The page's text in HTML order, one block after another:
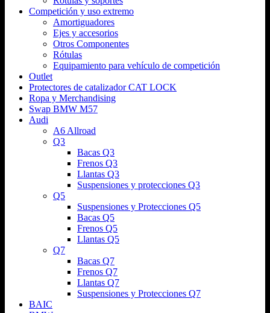
Competición y uso extremo
Amortiguadores
Ejes y accesorios
Otros Componentes
Rótulas
Equipamiento para vehículo de competición
Outlet
Protectores de catalizador CAT LOCK
Ropa y Merchandising
Swap BMW M57
Audi
A6 Allroad
Q3
Bacas Q3
Frenos Q3
Llantas Q3
Suspensiones y protecciones Q3
Q5
Suspensiones y Protecciones Q5
Bacas Q5
Frenos Q5
Llantas Q5
Q7
Bacas Q7
Frenos Q7
Llantas Q7
Suspensiones y Protecciones Q7
BAIC